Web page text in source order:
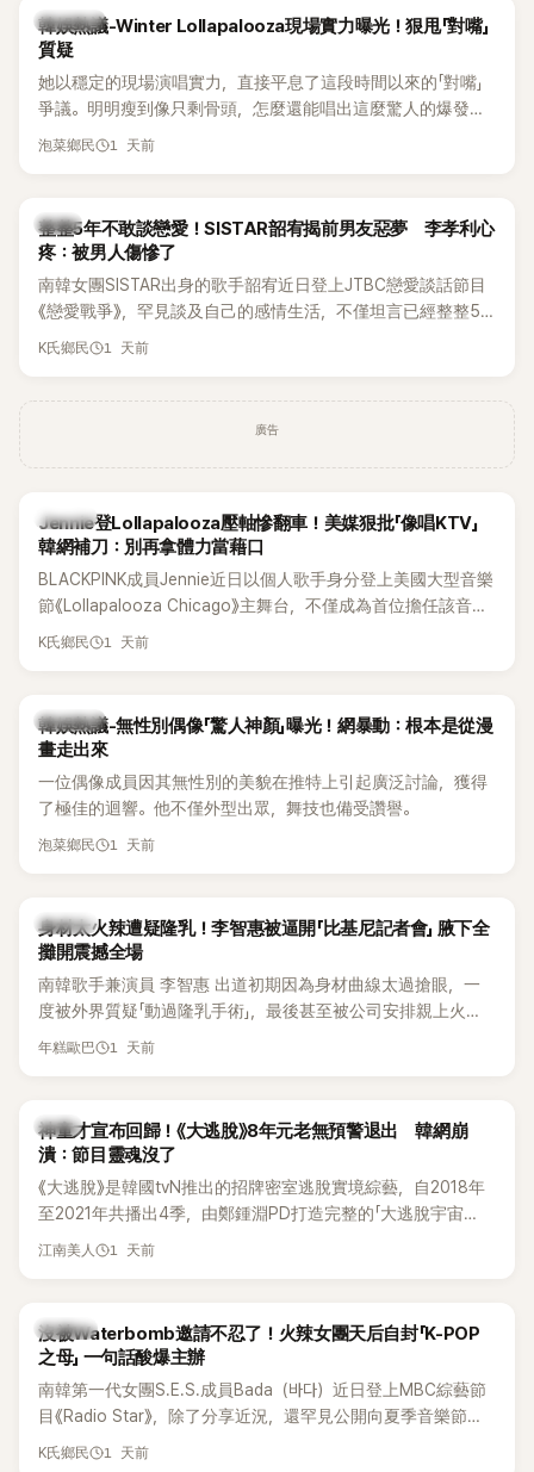
細身材下的超狂背肌與肩膀線條，反差感十足，讓不少網友看
傻直呼：「原來她身材這麼猛！」
熱議討論
韓娛熱議-Winter Lollapalooza現場實力曝光！狠甩「對嘴」
質疑
她以穩定的現場演唱實力，直接平息了這段時間以來的「對嘴」
爭議。明明瘦到像只剩骨頭，怎麼還能唱出這麼驚人的爆發力
和音量？
泡菜鄉民 1 天前
韓星
整整5年不敢談戀愛！SISTAR韶宥揭前男友惡夢 李孝利心
疼：被男人傷慘了
南韓女團SISTAR出身的歌手韶宥近日登上JTBC戀愛談話節目
《戀愛戰爭》，罕見談及自己的感情生活，不僅坦言已經整整5
年沒有談戀愛，更首度透露空窗至今的原因，全與上一段戀情
K氏鄉民 1 天前
廣告
K-POP
Jennie登Lollapalooza壓軸慘翻車！美媒狠批「像唱KTV」
韓網補刀：別再拿體力當藉口
BLACKPINK成員Jennie近日以個人歌手身分登上美國大型音樂
節《Lollapalooza Chicago》主舞台，不僅成為首位擔任該音樂
節Headliner（壓軸主秀）的K-POP女SOLO歌手，寫下全新紀
形容整場演出「就像一場豪華KTV」。
K氏鄉民 1 天前
熱議討論
韓娛熱議-無性別偶像「驚人神顏」曝光！網暴動：根本是從漫
畫走出來
一位偶像成員因其無性別的美貌在推特上引起廣泛討論，獲得
了極佳的迴響。他不僅外型出眾，舞技也備受讚譽。
泡菜鄉民 1 天前
K-POP
身材太火辣遭疑隆乳！李智惠被逼開「比基尼記者會」 腋下全
攤開震撼全場
南韓歌手兼演員 李智惠 出道初期因為身材曲線太過搶眼，一
度被外界質疑「動過隆乳手術」，最後甚至被公司安排親上火
線，召開前所未見的「泳裝記者會」澄清。這場記者會後來還被
熱議。 2日播出的 SBS 綜藝節目《我的經紀人太難搞－秘書
鎮》，邀請同時兼顧工作與育兒的演藝圈代表「媽媽群」——李智
惠、李賢怡、李恩亨，以第13位「My Star」身分登場，分享最真
實的生活日常。 節目一開始，李瑞鎮 率先與李智惠會合，兩人
邊搭車邊聊天，氣氛輕鬆。聊到最近的新聞，李瑞鎮突然直球
發問：「妳不是上新聞了？說妳去做整形？是人中縮短手術嗎？」
延燒到過去的爭議。李瑞鎮脫口補刀：「妳以前不是還在游泳池
開過記者會？」直接點名她當年的風波。李智惠聽了忍不住笑
說：「哥怎麼連這個都知道？」李瑞鎮則回嘴：「那時候新聞鬧那
麼大，不知道才奇怪吧。」一來一往，氣氛反而更加輕鬆。 談到
當年情況，李智惠終於鬆口坦言，當時確實被質疑動過隆胸手
術。她回憶：「拍了比基尼照片之後，就開始被說是不是去隆乳
年糕歐巴 1 天前
韓星
神童才宣布回歸！《大逃脫》8年元老無預警退出 韓網崩
潰：節目靈魂沒了
《大逃脫》是韓國tvN推出的招牌密室逃脫實境綜藝，自2018年
至2021年共播出4季，由鄭鍾淵PD打造完整的「大逃脫宇宙
（DTCU）」，憑藉燒腦劇情、電影級場景與龐大世界觀，累積
江南美人 1 天前
K-POP
沒被Waterbomb邀請不忍了！火辣女團天后自封「K-POP
之母」 一句話酸爆主辦
南韓第一代女團S.E.S.成員Bada（바다）近日登上MBC綜藝節
目《Radio Star》，除了分享近況，還罕見公開向夏季音樂節
Waterbomb喊話，笑稱自己至今從未受邀演出，更幽默表示：
K氏鄉民 1 天前